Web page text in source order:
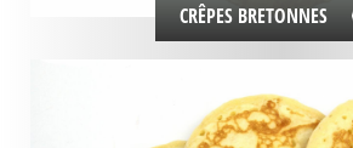
CRÊPES BRETONNES